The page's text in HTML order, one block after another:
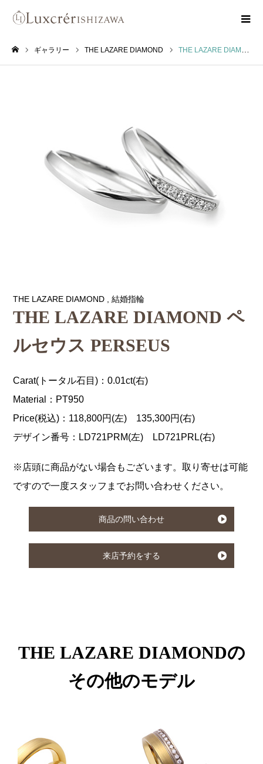
ギャラリー THE LAZARE DIAMOND THE LAZARE DIAMOND ペルセウス PERSEUS
THE LAZARE DIAMOND ,結婚指輪
THE LAZARE DIAMOND ペ
ルセウス PERSEUS
Carat(トータル石目)：0.01ct(右)
Material：PT950
Price(税込)：118,800円(左) 135,300円(右)
デザイン番号：LD721PRM(左) LD721PRL(右)
※店頭に商品がない場合もございます。取り寄せは可能
ですので一度スタッフまでお問い合わせください。
商品の問い合わせ
来店予約をする
THE LAZARE DIAMONDの
その他のモデル